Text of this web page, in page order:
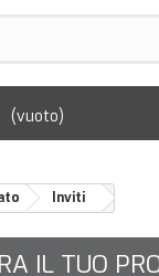
(vuoto)
Inviti
IL TUO